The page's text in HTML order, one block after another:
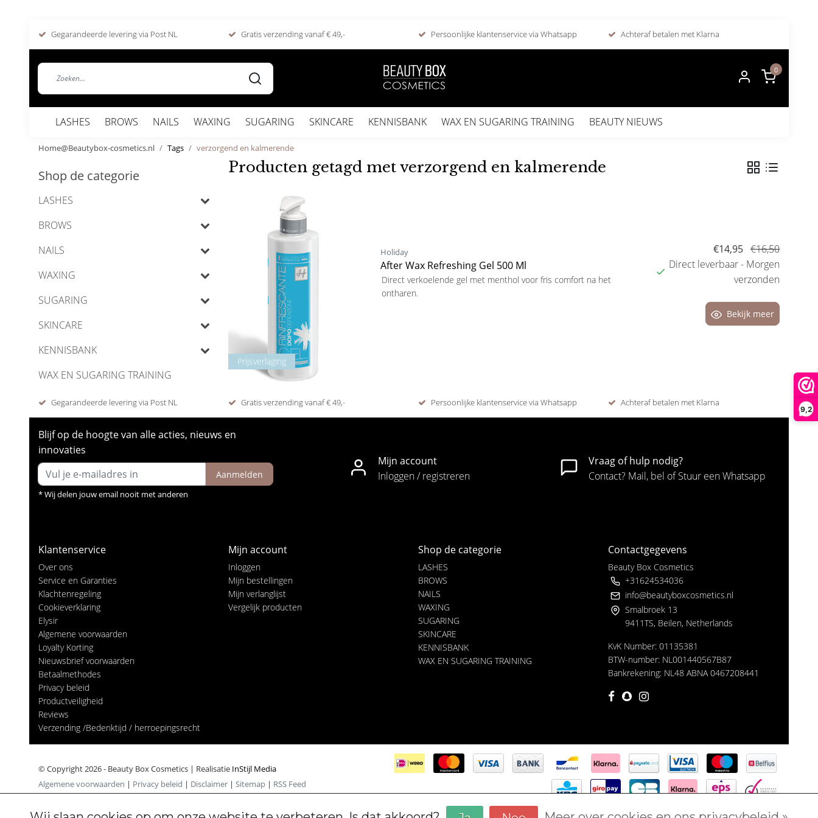
9,2
Gegarandeerde levering via Post NL Gratis verzending vanaf € 49,- Persoonlijke klantenservice via Whatsapp Achteraf betalen met Klarna
0
LASHES BROWS NAILS WAXING SUGARING SKINCARE KENNISBANK WAX EN SUGARING TRAINING BEAUTY NIEUWS
Home@Beautybox-cosmetics.nl Tags verzorgend en kalmerende
Shop de categorie
LASHES
BROWS
NAILS
WAXING
SUGARING
SKINCARE
KENNISBANK
WAX EN SUGARING TRAINING
Producten getagd met verzorgend en kalmerende
Prijsverlaging
Holiday
After Wax Refreshing Gel 500 Ml
Direct verkoelende gel met menthol voor fris comfort na het
ontharen.
€14,95 €16,50
Direct leverbaar - Morgen
verzonden
Bekijk meer
Gegarandeerde levering via Post NL Gratis verzending vanaf € 49,- Persoonlijke klantenservice via Whatsapp Achteraf betalen met Klarna
Blijf op de hoogte van alle acties, nieuws en
innovaties
Aanmelden
* Wij delen jouw email nooit met anderen
Mijn account
Inloggen / registreren
Vraag of hulp nodig?
Contact? Mail, bel of Stuur een Whatsapp
Klantenservice
Over ons
Service en Garanties
Klachtenregeling
Cookieverklaring
Elysir
Algemene voorwaarden
Loyalty Korting
Nieuwsbrief voorwaarden
Betaalmethodes
Privacy beleid
Productveiligheid
Reviews
Verzending /Bedenktijd / herroepingsrecht
Mijn account
Inloggen
Mijn bestellingen
Mijn verlanglijst
Vergelijk producten
Shop de categorie
LASHES
BROWS
NAILS
WAXING
SUGARING
SKINCARE
KENNISBANK
WAX EN SUGARING TRAINING
Contactgegevens
Beauty Box Cosmetics
+31624534036
info@beautyboxcosmetics.nl
Smalbroek 13
9411TS, Beilen, Netherlands
KvK Number: 01135381
BTW-number: NL001440567B87
Bankrekening: NL48 ABNA 0467208441
© Copyright 2026 - Beauty Box Cosmetics | Realisatie InStijl Media
Algemene voorwaarden | Privacy beleid | Disclaimer | Sitemap | RSS Feed
Cookiebeleid